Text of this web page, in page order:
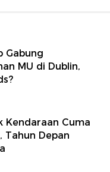
Gabung
MU di Dublin,
Kendaraan Cuma
Tahun Depan